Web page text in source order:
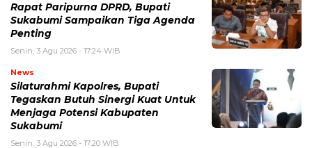
Rapat Paripurna DPRD, Bupati
Sukabumi Sampaikan Tiga Agenda
Penting
Senin, 3 Agu 2026 - 17:24 WIB
News
Silaturahmi Kapolres, Bupati
Tegaskan Butuh Sinergi Kuat Untuk
Menjaga Potensi Kabupaten
Sukabumi
Senin, 3 Agu 2026 - 17:20 WIB